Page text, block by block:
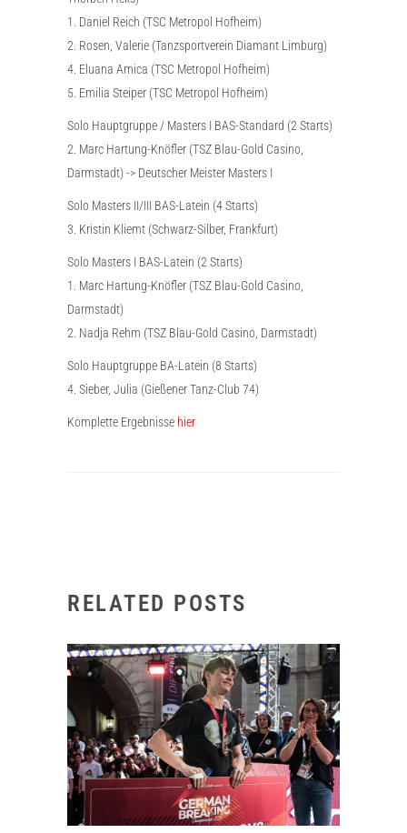
1. Daniel Reich (TSC Metropol Hofheim)
2. Rosen, Valerie (Tanzsportverein Diamant Limburg)
4. Eluana Amica (TSC Metropol Hofheim)
5. Emilia Steiper (TSC Metropol Hofheim)
Solo Hauptgruppe / Masters I BAS-Standard (2 Starts)
2. Marc Hartung-Knöfler (TSZ Blau-Gold Casino,
Darmstadt) -> Deutscher Meister Masters I
Solo Masters II/III BAS-Latein (4 Starts)
3. Kristin Kliemt (Schwarz-Silber, Frankfurt)
Solo Masters I BAS-Latein (2 Starts)
1. Marc Hartung-Knöfler (TSZ Blau-Gold Casino,
Darmstadt)
2. Nadja Rehm (TSZ Blau-Gold Casino, Darmstadt)
Solo Hauptgruppe BA-Latein (8 Starts)
4. Sieber, Julia (Gießener Tanz-Club 74)
Komplette Ergebnisse hier
RELATED POSTS